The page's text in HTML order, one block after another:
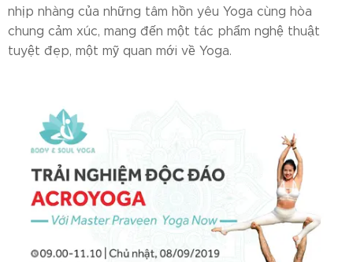
nhịp nhàng của những tâm hồn yêu Yoga cùng hòa
chung cảm xúc, mang đến một tác phẩm nghệ thuật
tuyệt đẹp, một mỹ quan mới về Yoga.